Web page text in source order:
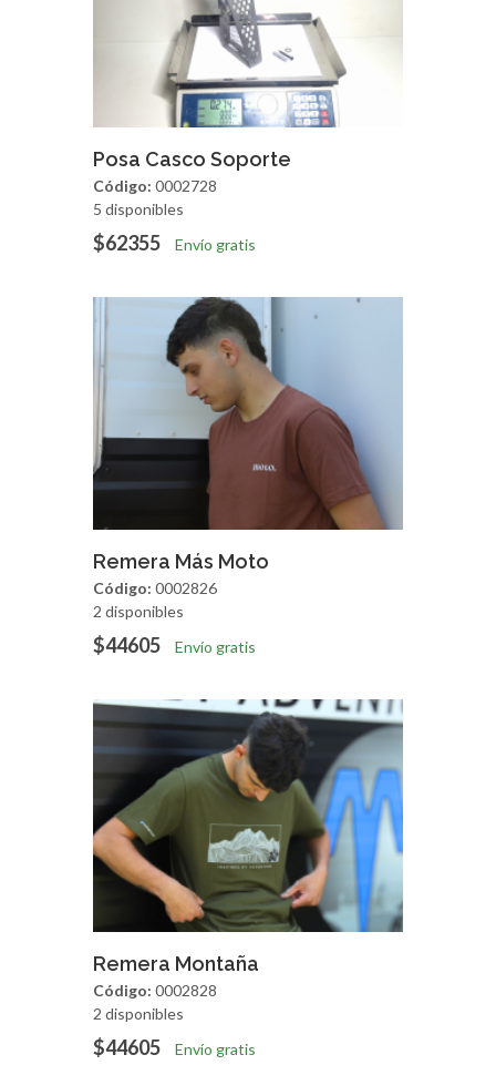
Agregar
Posa Casco Soporte
Código: 0002728
5 disponibles
$62355 Envío gratis
Agregar
Remera Más Moto
Código: 0002826
2 disponibles
$44605 Envío gratis
Agregar
Remera Montaña
Código: 0002828
2 disponibles
$44605 Envío gratis